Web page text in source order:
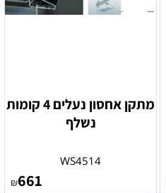
מתקן אחסון נעלים 4 קומות
נשלף
WS4514
₪661